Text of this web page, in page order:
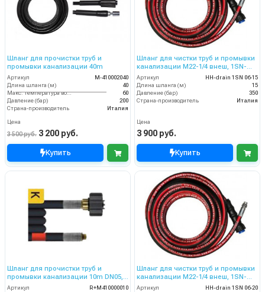
Шланг для прочистки труб и
промывки канализации 40m
Артикул
M-410002040
Длина шланга (м)
40
Макс. температура воды (°C)
60
Давление (бар)
200
Страна-производитель
Италия
Цена
3 500 руб. 3 200 руб.
Купить
Шланг для чистки труб и промывки
канализации M22-1/4 внеш, 1SN-
06,15 м
Артикул
HH-drain 1SN 06-15
Длина шланга (м)
15
Давление (бар)
350
Страна-производитель
Италия
Цена
3 900 руб.
Купить
Шланг для прочистки труб и
промывки канализации 10m DN05,
200bar
Артикул
R+M410000010
Шланг для чистки труб и промывки
канализации M22-1/4 внеш, 1SN-
06,20 м
Артикул
HH-drain 1SN 06-20